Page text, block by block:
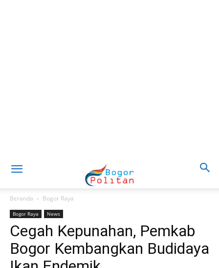
Beranda Bogor Raya
Bogor Raya News
Cegah Kepunahan, Pemkab
Bogor Kembangkan Budidaya